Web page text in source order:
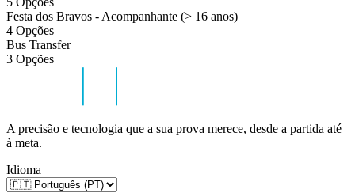
Festa dos Bravos - Acompanhante (> 16 anos)
4 Opções
Bus Transfer
3 Opções
A precisão e tecnologia que a sua prova merece, desde a partida até
à meta.
Idioma